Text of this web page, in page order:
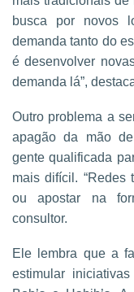
busca por novos
demanda tanto do
é desenvolver
demanda lá”,
Outro problema a
apagão da mão
gente qualificada
mais difícil. “Redes
ou apostar na
consultor.
Ele lembra que a
estimular